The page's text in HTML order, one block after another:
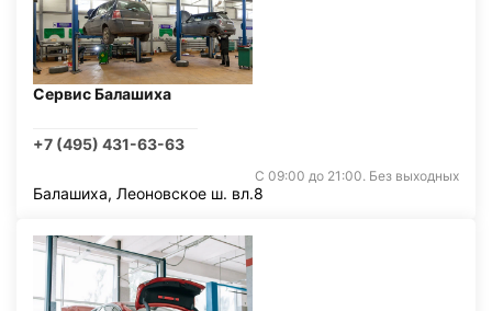
Сервис Балашиха
+7 (495) 431-63-63
С 09:00 до 21:00. Без выходных
Балашиха, Леоновское ш. вл.8